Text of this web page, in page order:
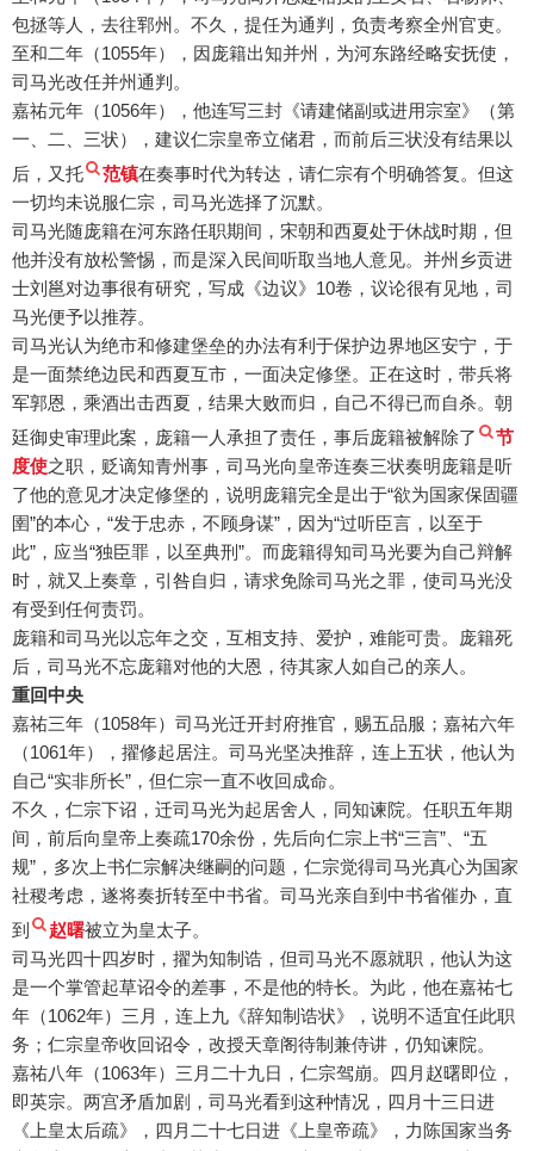
包拯等人，去往郓州。不久，提任为通判，负责考察全州官吏。
至和二年（1055年），因庞籍出知并州，为河东路经略安抚使，
司马光改任并州通判。
嘉祐元年（1056年），他连写三封《请建储副或进用宗室》（第
一、二、三状），建议仁宗皇帝立储君，而前后三状没有结果以
后，又托
范镇在奏事时代为转达，请仁宗有个明确答复。但这
一切均未说服仁宗，司马光选择了沉默。
司马光随庞籍在河东路任职期间，宋朝和西夏处于休战时期，但
他并没有放松警惕，而是深入民间听取当地人意见。并州乡贡进
士刘邕对边事很有研究，写成《边议》10卷，议论很有见地，司
马光便予以推荐。
司马光认为绝市和修建堡垒的办法有利于保护边界地区安宁，于
是一面禁绝边民和西夏互市，一面决定修堡。正在这时，带兵将
军郭恩，乘酒出击西夏，结果大败而归，自己不得已而自杀。朝
廷御史审理此案，庞籍一人承担了责任，事后庞籍被解除了
节
度使之职，贬谪知青州事，司马光向皇帝连奏三状奏明庞籍是听
了他的意见才决定修堡的，说明庞籍完全是出于“欲为国家保固疆
圉”的本心，“发于忠赤，不顾身谋”，因为“过听臣言，以至于
此”，应当“独臣罪，以至典刑”。而庞籍得知司马光要为自己辩解
时，就又上奏章，引咎自归，请求免除司马光之罪，使司马光没
有受到任何责罚。
庞籍和司马光以忘年之交，互相支持、爱护，难能可贵。庞籍死
后，司马光不忘庞籍对他的大恩，待其家人如自己的亲人。
重回中央
嘉祐三年（1058年）司马光迁开封府推官，赐五品服；嘉祐六年
（1061年），擢修起居注。司马光坚决推辞，连上五状，他认为
自己“实非所长”，但仁宗一直不收回成命。
不久，仁宗下诏，迁司马光为起居舍人，同知谏院。任职五年期
间，前后向皇帝上奏疏170余份，先后向仁宗上书“三言”、“五
规”，多次上书仁宗解决继嗣的问题，仁宗觉得司马光真心为国家
社稷考虑，遂将奏折转至中书省。司马光亲自到中书省催办，直
到
赵曙被立为皇太子。
司马光四十四岁时，擢为知制诰，但司马光不愿就职，他认为这
是一个掌管起草诏令的差事，不是他的特长。为此，他在嘉祐七
年（1062年）三月，连上九《辞知制诰状》，说明不适宜任此职
务；仁宗皇帝收回诏令，改授天章阁待制兼侍讲，仍知谏院。
嘉祐八年（1063年）三月二十九日，仁宗驾崩。四月赵曙即位，
即英宗。两宫矛盾加剧，司马光看到这种情况，四月十三日进
《上皇太后疏》，四月二十七日进《上皇帝疏》，力陈国家当务